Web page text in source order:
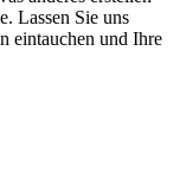
Lassen⁤ Sie uns
eintauchen und Ihre